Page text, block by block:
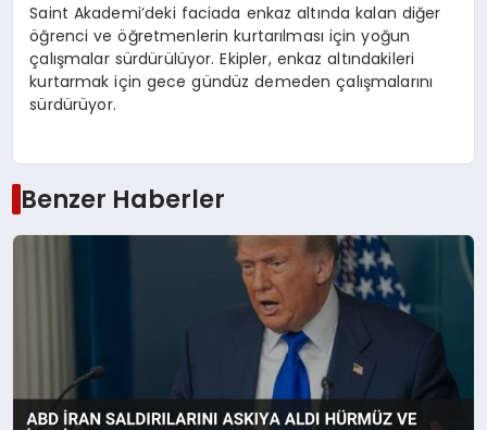
Saint Akademi’deki faciada enkaz altında kalan diğer
öğrenci ve öğretmenlerin kurtarılması için yoğun
çalışmalar sürdürülüyor. Ekipler, enkaz altındakileri
kurtarmak için gece gündüz demeden çalışmalarını
sürdürüyor.
Benzer Haberler